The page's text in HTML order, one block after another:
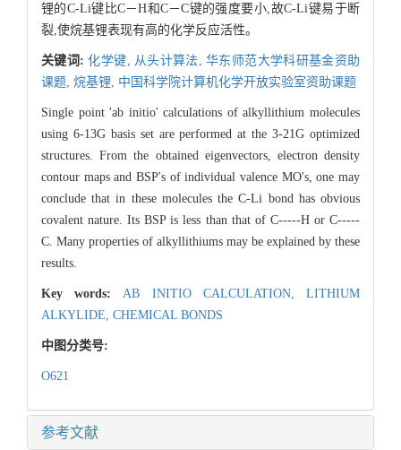
锂的C-Li键比C－H和C－C键的强度要小,故C-Li键易于断
裂,使烷基锂表现有高的化学反应活性。
关键词:化学键, 从头计算法,华东师范大学科研基金资助
课题, 烷基锂, 中国科学院计算机化学开放实验室资助课题
Single point 'ab initio' calculations of alkyllithium molecules
using 6-13G basis set are performed at the 3-21G optimized
structures. From the obtained eigenvectors, electron density
contour maps and BSP's of individual valence MO's, one may
conclude that in these molecules the C-Li bond has obvious
covalent nature. Its BSP is less than that of C-----H or C-----
C. Many properties of alkyllithiums may be explained by these
results.
Key words: AB INITIO CALCULATION,LITHIUM
ALKYLIDE, CHEMICAL BONDS
中图分类号:
O621
参考文献